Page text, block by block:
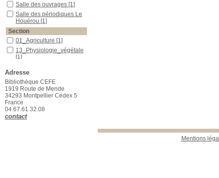
Mentions
Salle des ouvrages
Salle des ouvrages [1]
Salle des périodiques Le Houérou
Salle des périodiques Le
Houérou [1]
Section
01_Agriculture
01_Agriculture [1]
13_Physiologie_végétale
13_Physiologie_végétale
[1]
Adresse
Bibliothèque CEFE
1919 Route de Mende
34293 Montpellier Cedex 5
France
04.67.61.32.08
contact